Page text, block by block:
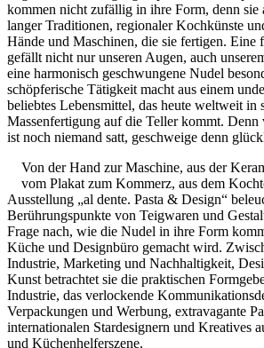
Uli Rothfuss
Harald Schwiers
kommen nicht zufällig in ihre Form, denn sie
langer Traditionen, regionaler Kochkünste
Hände und Maschinen, die sie fertigen. Eine
gefällt nicht nur unseren Augen, auch
eine harmonisch geschwungene Nudel
schöpferische Tätigkeit macht aus einem
beliebtes Lebensmittel, das heute weltweit in
Massenfertigung auf die Teller kommt.
ist noch niemand satt, geschweige denn
Von der Hand zur Maschine, aus der
vom Plakat zum Kommerz, aus dem
Ausstellung „al dente. Pasta & Design“
Berührungspunkte von Teigwaren und
Frage nach, wie die Nudel in ihre Form
Küche und Designbüro gemacht wird.
Industrie, Marketing und Nachhaltigkeit,
Kunst betrachtet sie die praktischen
Industrie, das verlockende
Verpackungen und Werbung, extravagante
internationalen Stardesignern und Kreatives
und Küchenhelferszene.